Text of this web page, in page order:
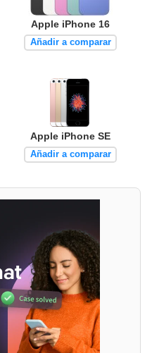
Apple iPhone 16
Añadir a comparar
Apple iPhone SE
Añadir a comparar